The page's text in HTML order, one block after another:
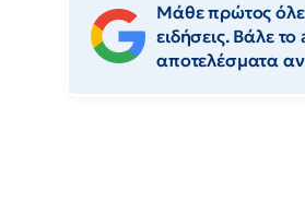
Μάθε πρώτος
ειδήσεις. Βάλε
αποτελέσματα